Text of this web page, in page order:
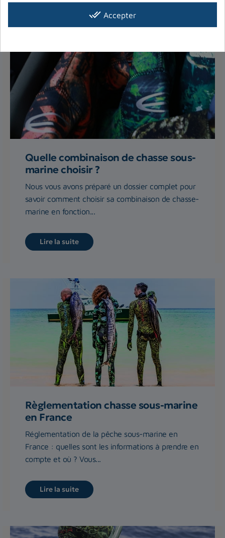
Guides d'achat
Quelle combinaison de chasse sous-
marine choisir ?
Nous vous avons préparé un dossier complet pour
savoir comment choisir sa combinaison de chasse-
marine en fonction...
Lire la suite
Règlementation chasse sous-marine
en France
Réglementation de la pêche sous-marine en
France : quelles sont les informations à prendre en
compte et où ? Vous...
Lire la suite
done_all Accepter